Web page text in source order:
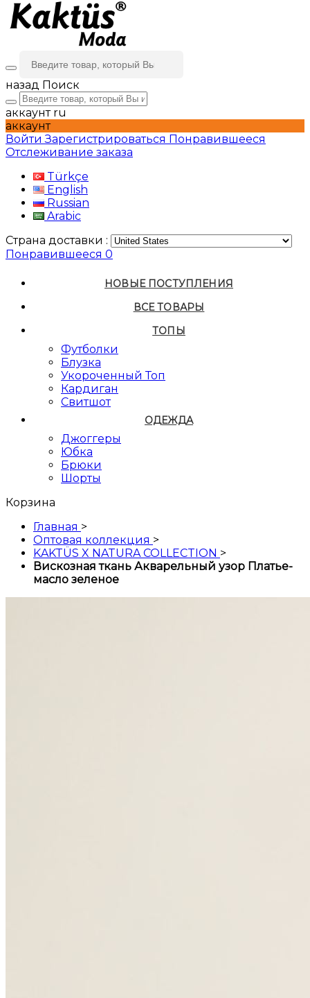
назад Поиск
аккаунт ru
аккаунт
ВойтиЗарегистрироваться Понравившееся
Отслеживание заказа
Türkçe
English
Russian
Arabic
Страна доставки :
Понравившееся 0
НОВЫЕ ПОСТУПЛЕНИЯ
ВСЕ ТОВАРЫ
ТОПЫ
Футболки
Блузка
Укороченный Топ
Кардиган
Свитшот
ОДЕЖДА
Джоггеры
Юбка
Брюки
Шорты
Корзина
Главная >
Оптовая коллекция >
KAKTÜS X NATURA COLLECTION >
Вискозная ткань Акварельный узор Платье-
масло зеленое